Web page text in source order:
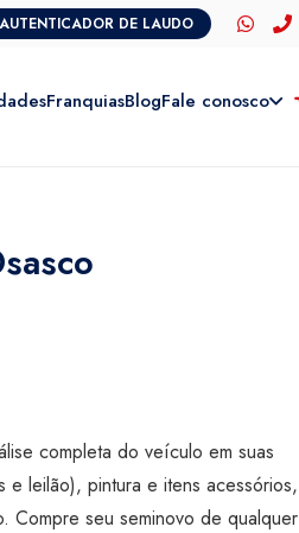
AUTENTICADOR DE LAUDO
FranquiasBlogFale conosco
completa do veículo em suas
e leilão), pintura e itens acessórios,
Compre seu seminovo de qualquer